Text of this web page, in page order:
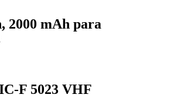
2000 mAh para
F 5023 VHF